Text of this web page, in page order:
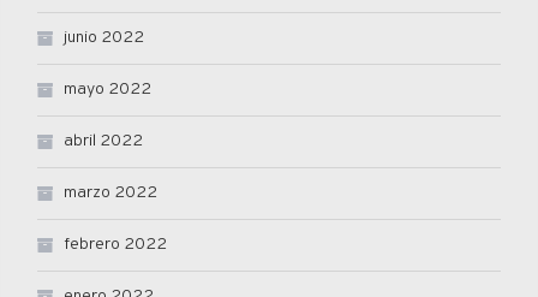
junio 2022
mayo 2022
abril 2022
marzo 2022
febrero 2022